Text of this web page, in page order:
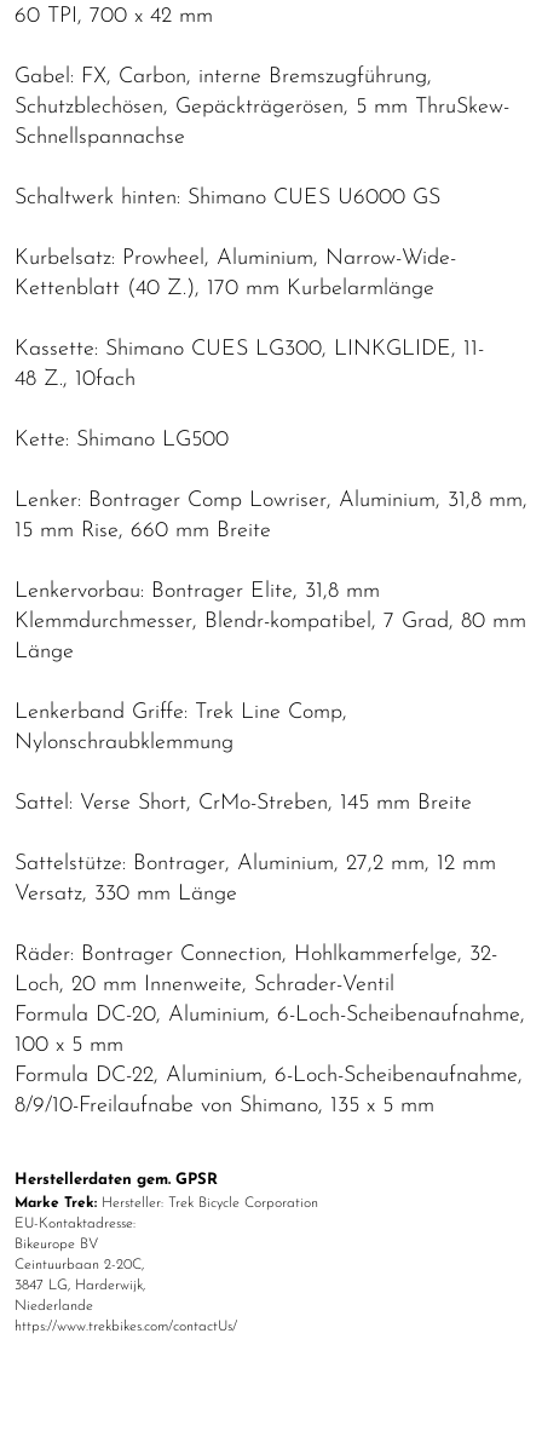
60 TPI, 700 x 42 mm
Gabel: FX, Carbon, interne Bremszugführung,
Schutzblechösen, Gepäckträgerösen, 5 mm ThruSkew-
Schnellspannachse
Schaltwerk hinten: Shimano CUES U6000 GS
Kurbelsatz: Prowheel, Aluminium, Narrow-Wide-
Kettenblatt (40 Z.), 170 mm Kurbelarmlänge
Kassette: Shimano CUES LG300, LINKGLIDE, 11-
48 Z., 10fach
Kette: Shimano LG500
Lenker: Bontrager Comp Lowriser, Aluminium, 31,8 mm,
15 mm Rise, 660 mm Breite
Lenkervorbau: Bontrager Elite, 31,8 mm
Klemmdurchmesser, Blendr-kompatibel, 7 Grad, 80 mm
Länge
Lenkerband Griffe: Trek Line Comp,
Nylonschraubklemmung
Sattel: Verse Short, CrMo-Streben, 145 mm Breite
Sattelstütze: Bontrager, Aluminium, 27,2 mm, 12 mm
Versatz, 330 mm Länge
Räder: Bontrager Connection, Hohlkammerfelge, 32-
Loch, 20 mm Innenweite, Schrader-Ventil
Formula DC-20, Aluminium, 6-Loch-Scheibenaufnahme,
100 x 5 mm
Formula DC-22, Aluminium, 6-Loch-Scheibenaufnahme,
8/9/10-Freilaufnabe von Shimano, 135 x 5 mm
Herstellerdaten gem. GPSR
Marke Trek: Hersteller: Trek Bicycle Corporation
EU-Kontaktadresse:
Bikeurope BV
Ceintuurbaan 2-20C,
3847 LG, Harderwijk,
Niederlande
https://www.trekbikes.com/contactUs/